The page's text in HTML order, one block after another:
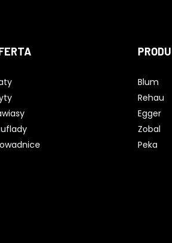
Blum
Rehau
Egger
Zobal
Peka